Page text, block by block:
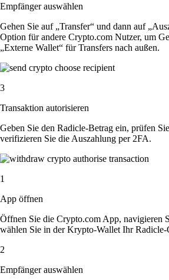
Empfänger auswählen
Gehen Sie auf „Transfer“ und dann auf
Option für andere Crypto.com Nutzer, um
„Externe Wallet“ für Transfers nach außen.
3
Transaktion autorisieren
Geben Sie den Radicle-Betrag ein, prüfen
verifizieren Sie die Auszahlung per 2FA.
1
App öffnen
Öffnen Sie die Crypto.com App, navigieren
wählen Sie in der Krypto-Wallet Ihr Radicle-
2
Empfänger auswählen